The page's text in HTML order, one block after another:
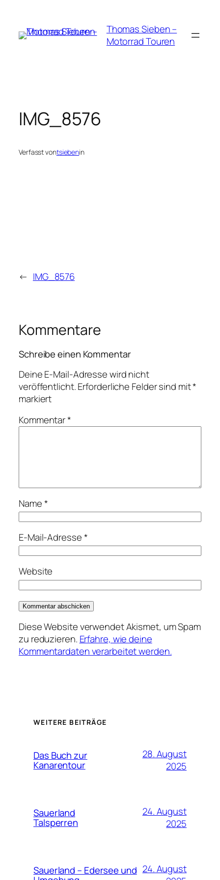
springen
Thomas Sieben –
Motorrad Touren
IMG_8576
Verfasst vontsiebenin
← IMG_8576
Kommentare
Schreibe einen Kommentar
Deine E-Mail-Adresse wird nicht
veröffentlicht.Erforderliche Felder sind mit*
markiert
Kommentar*
Name*
E-Mail-Adresse*
Website
Diese Website verwendet Akismet, um Spam
zu reduzieren. Erfahre, wie deine
Kommentardaten verarbeitet werden.
WEITERE BEITRÄGE
Das Buch zur
Kanarentour
28. August
2025
Sauerland
Talsperren
24. August
2025
Sauerland – Edersee und 24. August